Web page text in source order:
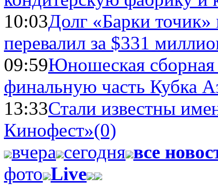
10:03Долг «Барки
перевалил за $331
09:59Юношеская
финальную часть Кубка
13:33Стали известны
Кинофест»(0)
вчера сегодня все
фото Live